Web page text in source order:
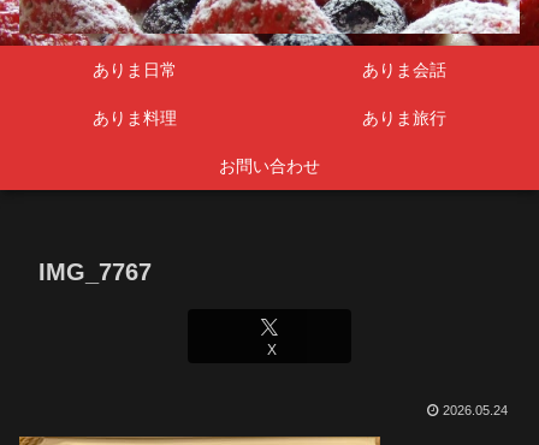
ありま日常 ありま会話
ありま料理 ありま旅行
お問い合わせ
IMG_7767
X
2026.05.24